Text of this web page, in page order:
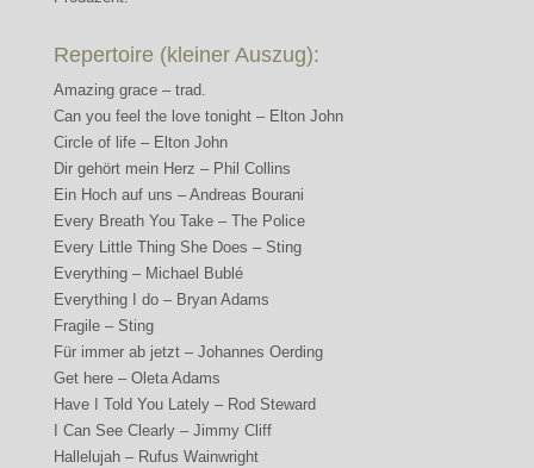
Repertoire (kleiner Auszug):
Amazing grace – trad.
Can you feel the love tonight – Elton John
Circle of life – Elton John
Dir gehört mein Herz – Phil Collins
Ein Hoch auf uns – Andreas Bourani
Every Breath You Take – The Police
Every Little Thing She Does – Sting
Everything – Michael Bublé
Everything I do – Bryan Adams
Fragile – Sting
Für immer ab jetzt – Johannes Oerding
Get here – Oleta Adams
Have I Told You Lately – Rod Steward
I Can See Clearly – Jimmy Cliff
Hallelujah – Rufus Wainwright